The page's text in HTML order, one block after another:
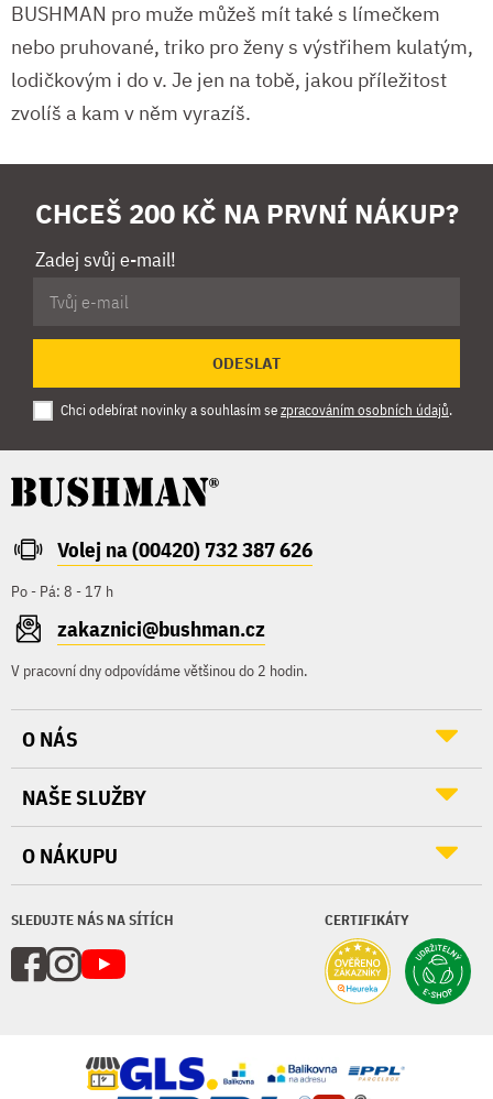
BUSHMAN pro muže můžeš mít také s límečkem
nebo pruhované, triko pro ženy s výstřihem kulatým,
lodičkovým i do v. Je jen na tobě, jakou příležitost
zvolíš a kam v něm vyrazíš.
CHCEŠ 200 KČ NA PRVNÍ NÁKUP?
Zadej svůj e-mail!
ODESLAT
Chci odebírat novinky a souhlasím sezpracováním osobních údajů.
Volej na (00420) 732 387 626
Po - Pá: 8 - 17 h
zakaznici@bushman.cz
V pracovní dny odpovídáme většinou do 2 hodin.
SLEDUJTE NÁS NA SÍTÍCH CERTIFIKÁTY
O NÁS
NAŠE SLUŽBY
O NÁKUPU